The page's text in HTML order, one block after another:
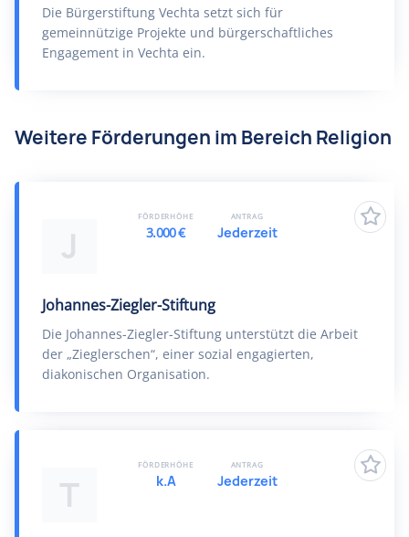
Die Bürgerstiftung Vechta setzt sich für
gemeinnützige Projekte und bürgerschaftliches
Engagement in Vechta ein.
Weitere Förderungen im Bereich Religion
J
Johannes-Ziegler-Stiftung
Die Johannes-Ziegler-Stiftung unterstützt die Arbeit
der „Zieglerschen“, einer sozial engagierten,
diakonischen Organisation.
FÖRDERHÖHE
3.000 €
ANTRAG
Jederzeit
T
FÖRDERHÖHE
k.A
ANTRAG
Jederzeit